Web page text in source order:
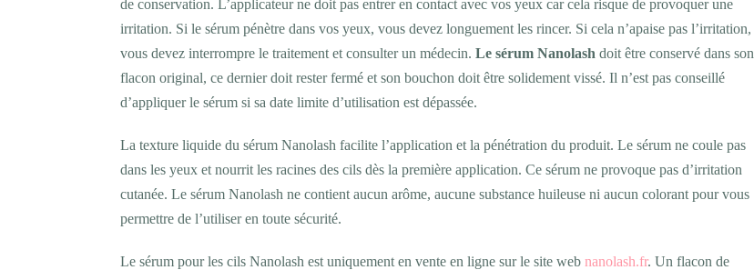
de conservation. L’applicateur ne doit pas entrer en contact avec vos yeux car cela risque de provoquer une
irritation. Si le sérum pénètre dans vos yeux, vous devez longuement les rincer. Si cela n’apaise pas l’irritation,
vous devez interrompre le traitement et consulter un médecin. Le sérum Nanolash doit être conservé dans son
flacon original, ce dernier doit rester fermé et son bouchon doit être solidement vissé. Il n’est pas conseillé
d’appliquer le sérum si sa date limite d’utilisation est dépassée.
La texture liquide du sérum Nanolash facilite l’application et la pénétration du produit. Le sérum ne coule pas
dans les yeux et nourrit les racines des cils dès la première application. Ce sérum ne provoque pas d’irritation
cutanée. Le sérum Nanolash ne contient aucun arôme, aucune substance huileuse ni aucun colorant pour vous
permettre de l’utiliser en toute sécurité.
Le sérum pour les cils Nanolash est uniquement en vente en ligne sur le site web nanolash.fr. Un flacon de